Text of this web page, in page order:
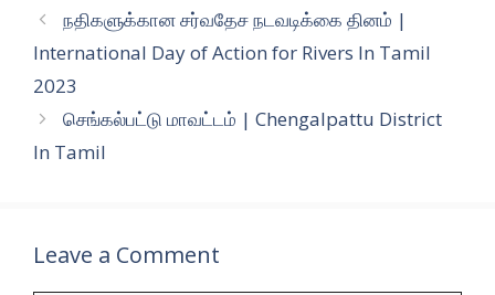
நதிகளுக்கான சர்வதேச நடவடிக்கை தினம் |
International Day of Action for Rivers In Tamil
2023
செங்கல்பட்டு மாவட்டம் | Chengalpattu District
In Tamil
Leave a Comment